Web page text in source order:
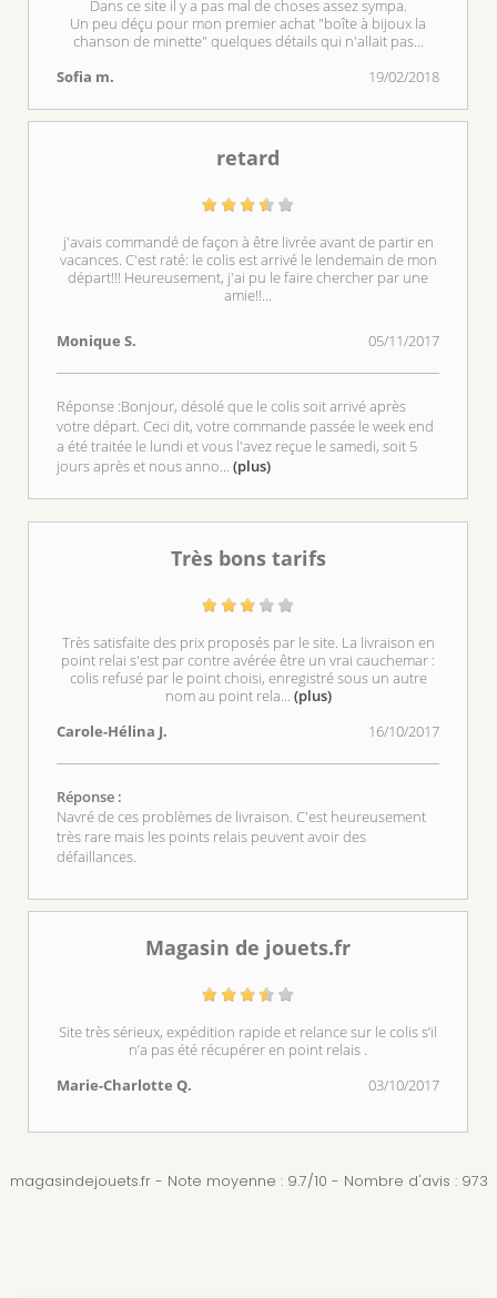
Dans ce site il y a pas mal de choses assez sympa.
Un peu déçu pour mon premier achat "boîte à bijoux la
chanson de minette" quelques détails qui n'allait pas...
Sofia m.
19/02/2018
retard
j'avais commandé de façon à être livrée avant de partir en
vacances. C'est raté: le colis est arrivé le lendemain de mon
départ!!! Heureusement, j'ai pu le faire chercher par une
amie!!...
Monique S. 05/11/2017
Réponse :Bonjour, désolé que le colis soit arrivé après
votre départ. Ceci dit, votre commande passée le week end
a été traitée le lundi et vous l'avez reçue le samedi, soit 5
jours après et nous anno...(plus)
Très bons tarifs
Très satisfaite des prix proposés par le site. La livraison en
point relai s'est par contre avérée être un vrai cauchemar :
colis refusé par le point choisi, enregistré sous un autre
nom au point rela... (plus)
Carole-Hélina J.
16/10/2017
Réponse :
Navré de ces problèmes de livraison. C'est heureusement
très rare mais les points relais peuvent avoir des
défaillances.
Magasin de jouets.fr
Site très sérieux, expédition rapide et relance sur le colis s’il
n’a pas été récupérer en point relais .
Marie-Charlotte Q.
03/10/2017
magasindejouets.fr- Note moyenne : 9.7/10 - Nombre d'avis : 973